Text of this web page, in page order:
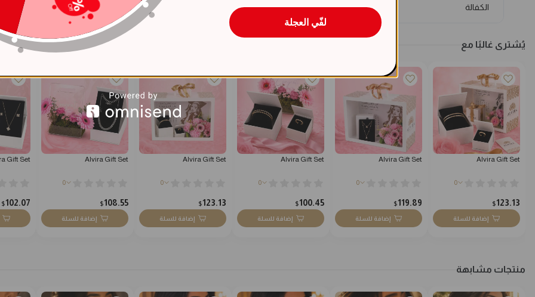
الكفالة
يُشترى غالبًا مع
Alvira Gift Set
0
123.13
$
إضافة للسلة
Alvira Gift Set
0
119.89
$
إضافة للسلة
Alvira Gift Set
0
100.45
$
إضافة للسلة
Alvira Gift Set
0
123.13
$
إضافة للسلة
Alvira Gift Set
0
108.55
$
إضافة للسلة
Gift Set
102.07
$
منتجات مشابهة
لفّي العجلة